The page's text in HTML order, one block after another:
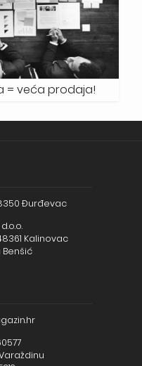
= veća prodaja!
Đurđevac
Kalinovac
Benšić